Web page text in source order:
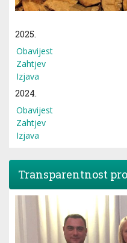
2025.
Obavijest
Zahtjev
Izjava
2024.
Obavijest
Zahtjev
Izjava
Transparentnost